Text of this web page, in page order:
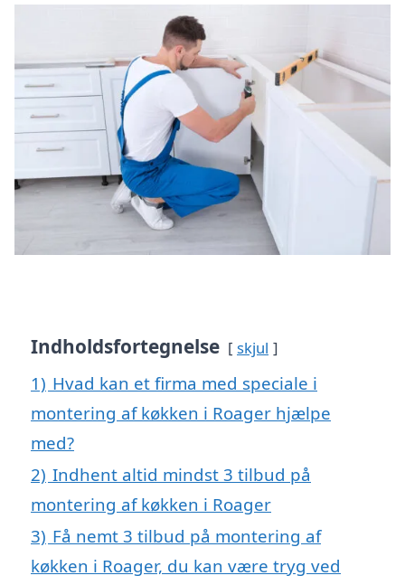
Indholdsfortegnelse skjul
1) Hvad kan et firma med speciale i
montering af køkken i Roager hjælpe
med?
2) Indhent altid mindst 3 tilbud på
montering af køkken i Roager
3) Få nemt 3 tilbud på montering af
køkken i Roager, du kan være tryg ved